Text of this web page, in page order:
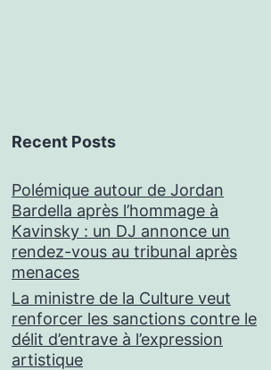
Recent Posts
Polémique autour de Jordan
Bardella après l’hommage à
Kavinsky : un DJ annonce un
rendez-vous au tribunal après
menaces
La ministre de la Culture veut
renforcer les sanctions contre le
délit d’entrave à l’expression
artistique